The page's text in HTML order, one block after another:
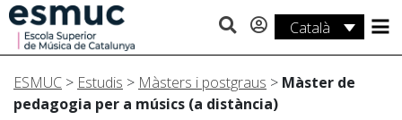
Català
Estudis
Recerca
ESMUC > Estudis > Màsters i postgraus > Màster de
pedagogia per a músics (a distància)